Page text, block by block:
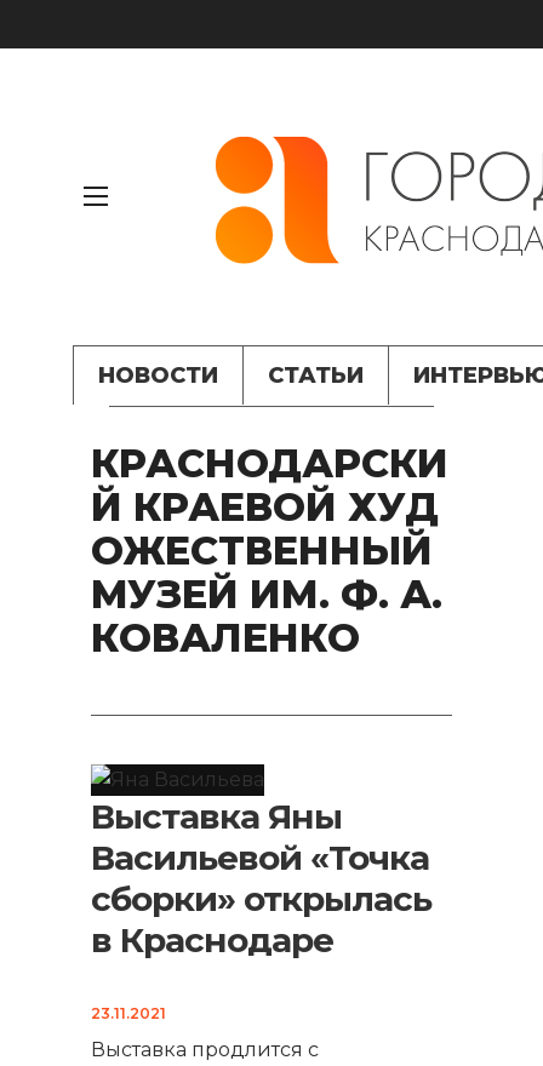
НОВОСТИ СТАТЬИ
КРАСНОДАРСКИ
Й КРАЕВОЙ ХУД
ОЖЕСТВЕННЫЙ
МУЗЕЙ ИМ. Ф. А.
КОВАЛЕНКО
Выставка Яны
Васильевой «Точка
сборки» открылась
в Краснодаре
23.11.2021
Выставка продлится с